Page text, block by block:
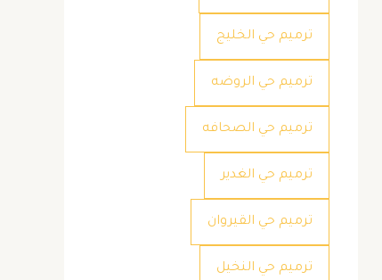
ترميم حي الخليج
ترميم حي الروضه
ترميم حي الصحافه
ترميم حي الغدير
ترميم حي القيروان
ترميم حي النخيل